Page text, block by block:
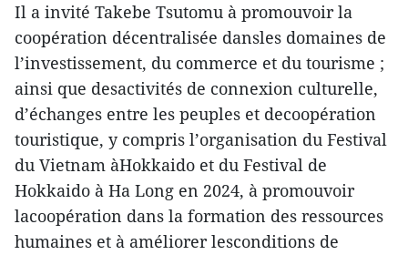
Il a invité Takebe Tsutomu à promouvoir la
coopération décentralisée dansles domaines de
l’investissement, du commerce et du tourisme ;
ainsi que desactivités de connexion culturelle,
d’échanges entre les peuples et decoopération
touristique, y compris l’organisation du Festival
du Vietnam àHokkaido et du Festival de
Hokkaido à Ha Long en 2024, à promouvoir
lacoopération dans la formation des ressources
humaines et à améliorer lesconditions de